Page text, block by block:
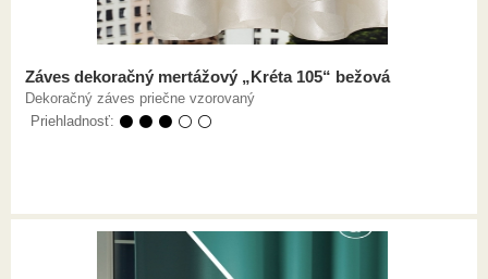
Záves dekoračný mertážový „Kréta 105“ bežová
Dekoračný záves priečne vzorovaný
Priehladnosť: ⚫ ⚫ ⚫ ⚪ ⚪